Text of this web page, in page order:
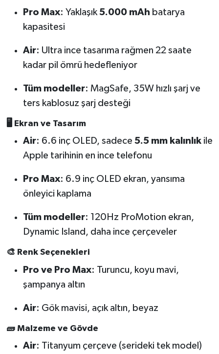
Pro Max: Yaklaşık 5.000 mAh batarya
kapasitesi
Air: Ultra ince tasarıma rağmen 22 saate
kadar pil ömrü hedefleniyor
Tüm modeller: MagSafe, 35W hızlı şarj ve
ters kablosuz şarj desteği
🖥️ Ekran ve Tasarım
Air: 6.6 inç OLED, sadece 5.5 mm kalınlıkile
Apple tarihinin en ince telefonu
Pro Max: 6.9 inç OLED ekran, yansıma
önleyici kaplama
Tüm modeller: 120Hz ProMotion ekran,
Dynamic Island, daha ince çerçeveler
🎨 Renk Seçenekleri
Pro ve Pro Max: Turuncu, koyu mavi,
şampanya altın
Air: Gök mavisi, açık altın, beyaz
🧱 Malzeme ve Gövde
Air: Titanyum çerçeve (serideki tek model)